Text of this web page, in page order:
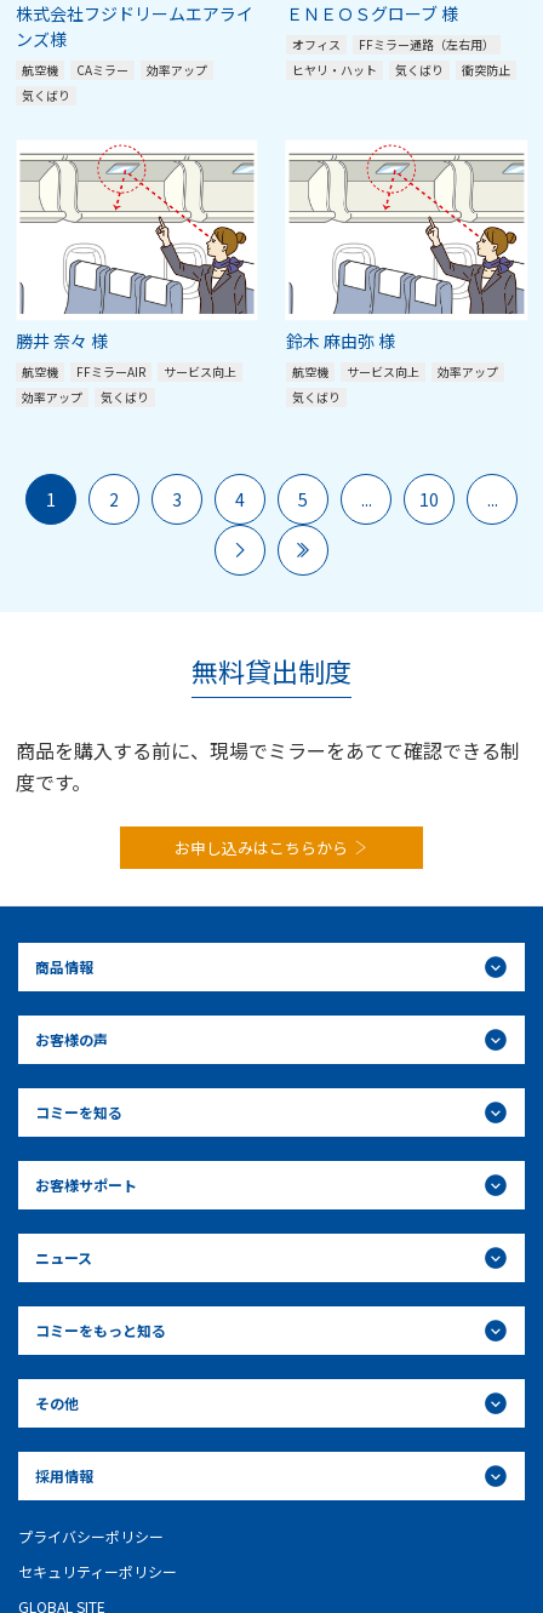
株式会社フジドリームエアライ
ンズ様
航空機 CAミラー
効率アップ
気くばり
ＥＮＥＯＳグローブ 様
オフィス
FFミラー通路（左右用）
ヒヤリ・ハット
気くばり 衝突防止
勝井 奈々 様
航空機 FFミラーAIR
サービス向上
効率アップ
気くばり
鈴木 麻由弥 様
航空機 サービス向上
効率アップ
気くばり
1 2 3 4 5 ... 10 ...
 
無料貸出制度
商品を購入する前に、現場でミラーをあてて確認できる制
度です。
お申し込みはこちらから
商品情報
お客様の声
コミーを知る
お客様サポート
ニュース
コミーをもっと知る
その他
採用情報
プライバシーポリシー
セキュリティーポリシー
GLOBAL SITE